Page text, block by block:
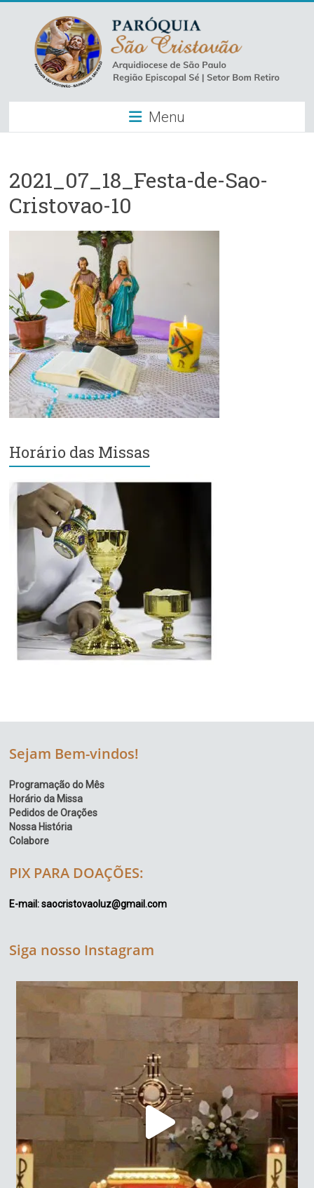
content
Paróquia
São
–
Luz
Paulo
–
Região
Episcopal
Sé
–
Setor
Bom
Retiro
Menu
2021_07_18_Festa-de-Sao-
Cristovao-10
Horário das Missas
Sejam Bem-vindos!
Programação do Mês
Horário da Missa
Pedidos de Orações
Nossa História
Colabore
PIX PARA DOAÇÕES:
E-mail: saocristovaoluz@gmail.com
Siga nosso Instagram